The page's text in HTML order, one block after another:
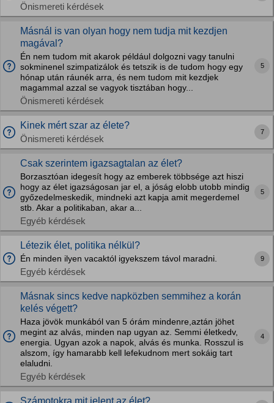
Önismereti kérdések
Másnál is van olyan hogy nem tudja mit kezdjen
magával?
Én nem tudom mit akarok például dolgozni vagy tanulni
sokminenel szimpatizálok és tetszik is de tudom hogy egy
hónap után ráunék arra, és nem tudom mit kezdjek
magammal azzal se vagyok tisztában hogy...
Önismereti kérdések
5
Kinek mért szar az élete?
Önismereti kérdések
7
Csak szerintem igazsagtalan az élet?
Borzasztóan idegesít hogy az emberek többsége azt hiszi
hogy az élet igazságosan jar el, a jóság elobb utobb mindig
győzedelmeskedik, mindneki azt kapja amit megerdemel
stb. Akar a politikaban, akar a...
Egyéb kérdések
5
Létezik élet, politika nélkül?
Én minden ilyen vacaktól igyekszem távol maradni.
Egyéb kérdések
9
Másnak sincs kedve napközben semmihez a korán
kelés végett?
Haza jövök munkából van 5 órám mindenre,aztán jöhet
megint az alvás, minden nap ugyan az. Semmi életkedv,
energia. Ugyan azok a napok, alvás és munka. Rosszul is
alszom, így hamarabb kell lefekudnom mert sokáig tart
elaludni.
Egyéb kérdések
4
Számotokra mit jelent az élet?